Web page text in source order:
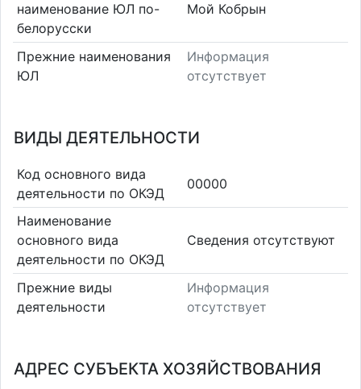
наименование ЮЛ по-
белорусски
Мой Кобрын
Прежние наименования
ЮЛ
Информация
отсутствует
ВИДЫ ДЕЯТЕЛЬНОСТИ
Код основного вида
деятельности по ОКЭД
00000
Наименование
основного вида
деятельности по ОКЭД
Cведения отсутствуют
Прежние виды
деятельности
Информация
отсутствует
АДРЕС СУБЪЕКТА ХОЗЯЙСТВОВАНИЯ